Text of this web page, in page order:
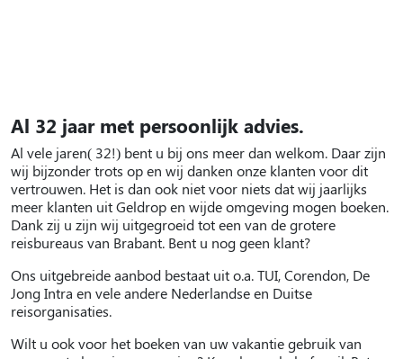
Al 32 jaar met persoonlijk advies.
Al vele jaren( 32!) bent u bij ons meer dan welkom. Daar zijn
wij bijzonder trots op en wij danken onze klanten voor dit
vertrouwen. Het is dan ook niet voor niets dat wij jaarlijks
meer klanten uit Geldrop en wijde omgeving mogen boeken.
Dank zij u zijn wij uitgegroeid tot een van de grotere
reisbureaus van Brabant. Bent u nog geen klant?
Ons uitgebreide aanbod bestaat uit o.a. TUI, Corendon, De
Jong Intra en vele andere Nederlandse en Duitse
reisorganisaties.
Wilt u ook voor het boeken van uw vakantie gebruik van